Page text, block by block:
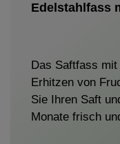
Edelstahlfass
Das Saftfass mit
Erhitzen von
Sie Ihren Saft
Monate frisch